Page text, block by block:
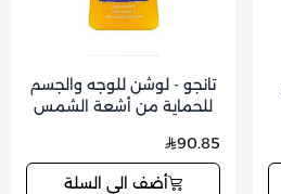
تانجو - لوشن للوجه والجسم
للحماية من أشعة الشمس
90.85
أضف الى السلة